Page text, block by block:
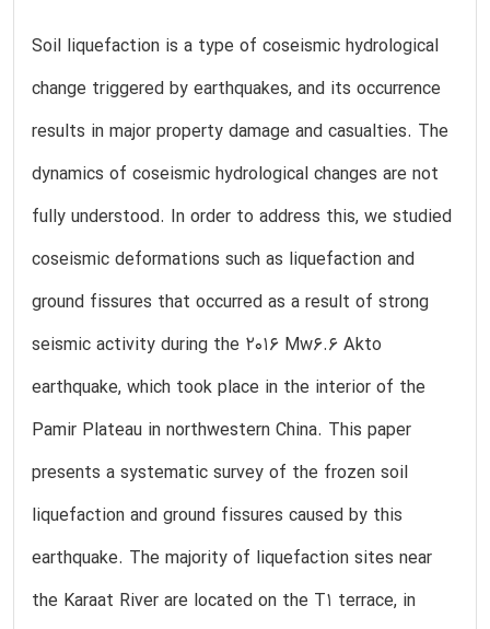
Soil liquefaction is a type of coseismic hydrological
change triggered by earthquakes, and its occurrence
results in major property damage and casualties. The
dynamics of coseismic hydrological changes are not
fully understood. In order to address this, we studied
coseismic deformations such as liquefaction and
ground fissures that occurred as a result of strong
seismic activity during the 2016 Mw6.6 Akto
earthquake, which took place in the interior of the
Pamir Plateau in northwestern China. This paper
presents a systematic survey of the frozen soil
liquefaction and ground fissures caused by this
earthquake. The majority of liquefaction sites near
the Karaat River are located on the T1 terrace, in